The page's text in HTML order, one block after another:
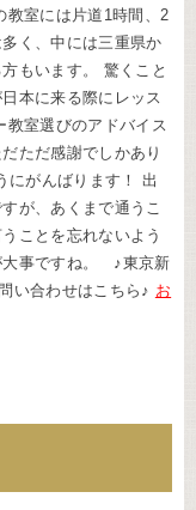
教室には片道1時間、2
く、中には三重県か
もいます。 驚くこと
本に来る際にレッス
教室選びのアドバイス
ただ感謝でしかあり
にがんばります！ 出
が、あくまで通うこ
ことを忘れないよう
大事ですね。 ♪東京新
い合わせはこちら♪ お